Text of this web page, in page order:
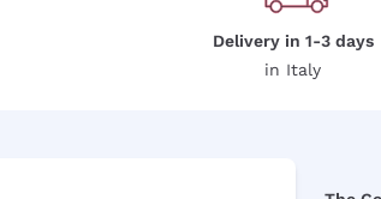
Delivery in 1-3 days
in Italy